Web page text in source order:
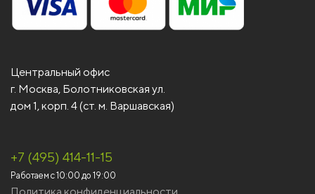
Центральный офис
г. Москва, Болотниковская ул.
дом 1, корп. 4 (ст. м. Варшавская)
+7 (495) 414-11-15
Работаем с 10:00 до 19:00